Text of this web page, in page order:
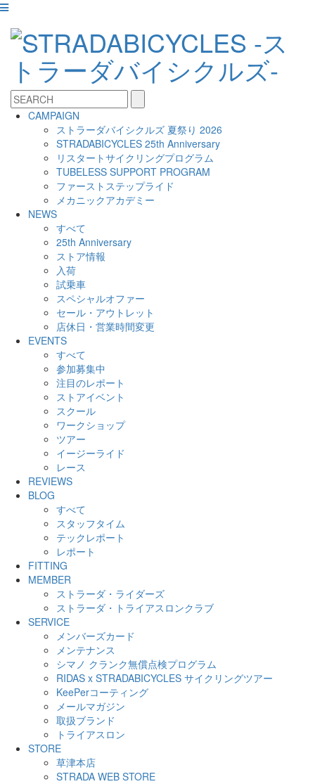
CAMPAIGN
ストラーダバイシクルズ 夏祭り 2026
STRADABICYCLES 25th Anniversary
リスタートサイクリングプログラム
TUBELESS SUPPORT PROGRAM
ファーストステップライド
メカニックアカデミー
NEWS
すべて
25th Anniversary
ストア情報
入荷
試乗車
スペシャルオファー
セール・アウトレット
店休日・営業時間変更
EVENTS
すべて
参加募集中
注目のレポート
ストアイベント
スクール
ワークショップ
ツアー
イージーライド
レース
REVIEWS
BLOG
すべて
スタッフタイム
テックレポート
レポート
FITTING
MEMBER
ストラーダ・ライダーズ
ストラーダ・トライアスロンクラブ
SERVICE
メンバーズカード
メンテナンス
シマノ クランク無償点検プログラム
RIDAS x STRADABICYCLES サイクリングツアー
KeePerコーティング
メールマガジン
取扱ブランド
トライアスロン
STORE
草津本店
STRADA WEB STORE